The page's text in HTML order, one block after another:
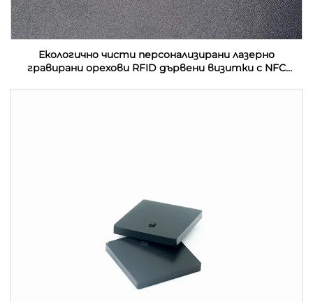
Екологично чисти персонализирани лазерно
гравирани орехови RFID дървени визитки с NFC